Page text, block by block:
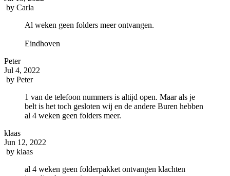
by Carla
Al weken geen folders meer ontvangen.
Eindhoven
Peter
Jul 4, 2022
by Peter
1 van de telefoon nummers is altijd open. Maar als je
belt is het toch gesloten wij en de andere Buren hebben
al 4 weken geen folders meer.
klaas
Jun 12, 2022
by klaas
al 4 weken geen folderpakket ontvangen klachten